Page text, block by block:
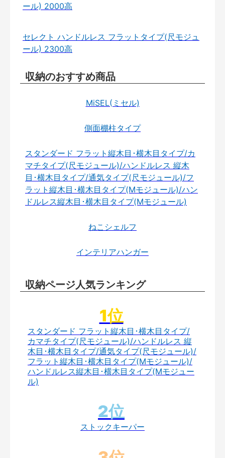
ール) 2000高
セレクト ハンドルレス フラットタイプ(尺モジュ
ール) 2300高
収納のおすすめ商品
MiSEL(ミセル)
側面棚柱タイプ
スタンダード フラット縦木目･横木目タイプ/カ
マチタイプ(尺モジュール)/ハンドルレス 縦木
目･横木目タイプ/通気タイプ(尺モジュール)/フ
ラット縦木目･横木目タイプ(Mモジュール)/ハン
ドルレス縦木目･横木目タイプ(Mモジュール)
ねこシェルフ
インテリアハンガー
収納ページ人気ランキング
スタンダード フラット縦木目･横木目タイプ/
カマチタイプ(尺モジュール)/ハンドルレス 縦
木目･横木目タイプ/通気タイプ(尺モジュール)/
フラット縦木目･横木目タイプ(Mモジュール)/
ハンドルレス縦木目･横木目タイプ(Mモジュー
ル)
ストックキーパー